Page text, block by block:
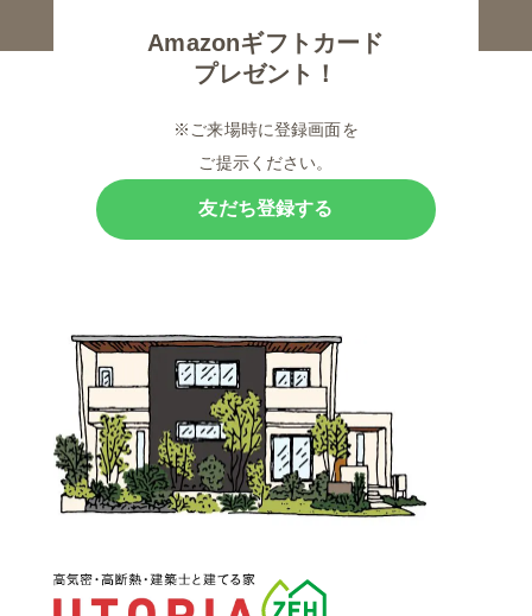
友だち登録する
Amazonギフトカード
プレゼント！
※ご来場時に登録画面を
ご提示ください。